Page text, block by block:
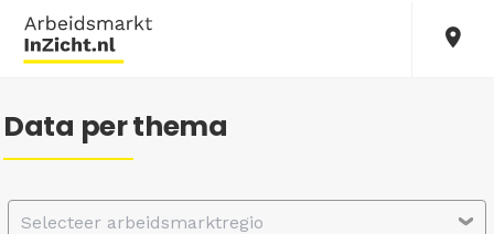
Data per thema
Selecteer arbeidsmarktregio